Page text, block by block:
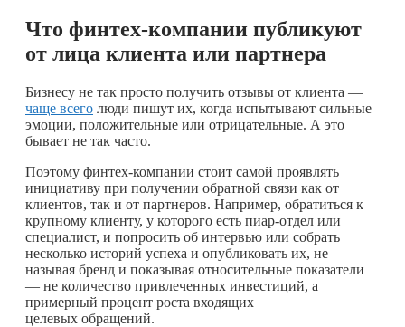
Что финтех-компании публикуют
от лица клиента или партнера
Бизнесу не так просто получить отзывы от клиента —
чаще всего люди пишут их, когда испытывают сильные
эмоции, положительные или отрицательные. А это
бывает не так часто.
Поэтому финтех-компании стоит самой проявлять
инициативу при получении обратной связи как от
клиентов, так и от партнеров. Например, обратиться к
крупному клиенту, у которого есть пиар-отдел или
специалист, и попросить об интервью или собрать
несколько историй успеха и опубликовать их, не
называя бренд и показывая относительные показатели
— не количество привлеченных инвестиций, а
примерный процент роста входящих
целевых обращений.